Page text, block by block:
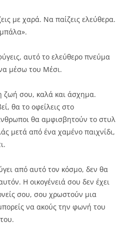
με χαρά. Να παίζεις ελεύθερα.
αυτό το ελεύθερο πνεύμα
μέσω του Μέσι.
σου, καλά και άσχημα.
θα το οφείλεις στο
θα αμφισβητούν το στυλ
μετά από ένα χαμένο παιχνίδι,
από αυτό τον κόσμο, δεν θα
αυτόν. Η οικογένειά σου δεν έχει
σου, σου χρωστούν μια
να ακούς την φωνή του